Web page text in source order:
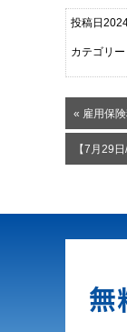
投稿日
カテゴリー
« 雇用保
【7月29